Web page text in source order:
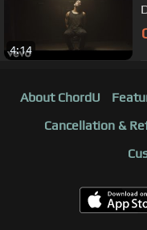
4:14
About ChordU
Cancellation &